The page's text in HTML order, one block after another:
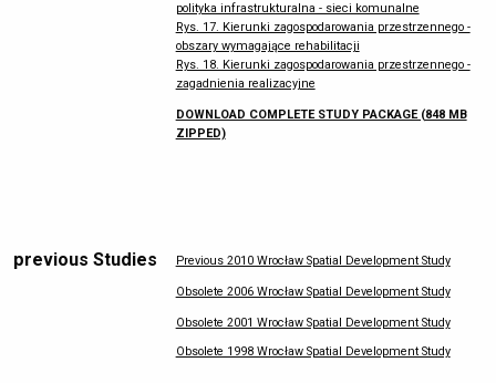
polityka infrastrukturalna - sieci komunalne
Rys. 17. Kierunki zagospodarowania przestrzennego -
obszary wymagające rehabilitacji
Rys. 18. Kierunki zagospodarowania przestrzennego -
zagadnienia realizacyjne
DOWNLOAD COMPLETE STUDY PACKAGE (848 MB
ZIPPED)
previous Studies Previous 2010 Wrocław Spatial Development Study
Obsolete 2006 Wrocław Spatial Development Study
Obsolete 2001 Wrocław Spatial Development Study
Obsolete 1998 Wrocław Spatial Development Study